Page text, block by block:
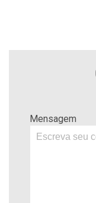
Mensagem